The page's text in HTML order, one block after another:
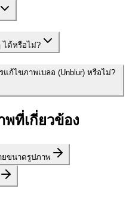
ได้หรือไม่?
ก้ไขภาพเบลอ (Unblur) หรือไม่?
ที่เกี่ยวข้อง
ยขนาดรูปภาพ